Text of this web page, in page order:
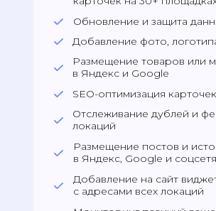
Обновление и защита
Размещение постов и
в Яндекс, Google и
Добавление на сайт
с адресами всех локаций
Добавление фото,
Размещение товаров или
в Яндекс и Google
SEO-оптимизация карточек
Отслеживание дублей и
локаций